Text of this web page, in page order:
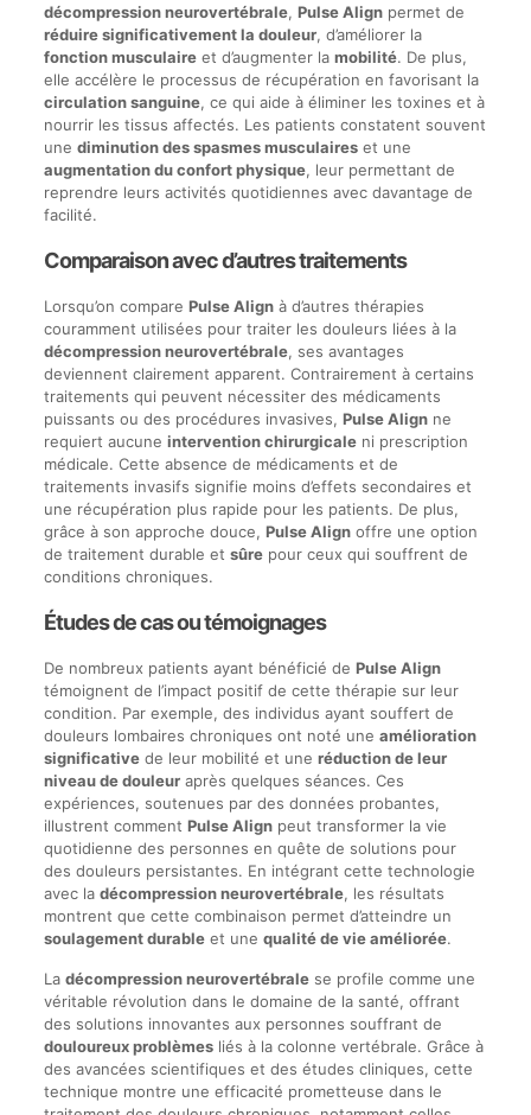
décompression neurovertébrale, Pulse Alignpermet de
réduire significativement la douleur, d’améliorer la
fonction musculaireet d’augmenter la mobilité. De plus,
elle accélère le processus de récupération en favorisant la
circulation sanguine, ce qui aide à éliminer les toxines et à
nourrir les tissus affectés. Les patients constatent souvent
une diminution des spasmes musculaireset une
augmentation du confort physique, leur permettant de
reprendre leurs activités quotidiennes avec davantage de
facilité.
Comparaison avec d’autres traitements
Lorsqu’on compare Pulse Alignà d’autres thérapies
couramment utilisées pour traiter les douleurs liées à la
décompression neurovertébrale, ses avantages
deviennent clairement apparent. Contrairement à certains
traitements qui peuvent nécessiter des médicaments
puissants ou des procédures invasives, Pulse Alignne
requiert aucune intervention chirurgicaleni prescription
médicale. Cette absence de médicaments et de
traitements invasifs signifie moins d’effets secondaires et
une récupération plus rapide pour les patients. De plus,
grâce à son approche douce, Pulse Alignoffre une option
de traitement durable et sûrepour ceux qui souffrent de
conditions chroniques.
Études de cas ou témoignages
De nombreux patients ayant bénéficié de Pulse Align
témoignent de l’impact positif de cette thérapie sur leur
condition. Par exemple, des individus ayant souffert de
douleurs lombaires chroniques ont noté une amélioration
significativede leur mobilité et une réduction de leur
niveau de douleuraprès quelques séances. Ces
expériences, soutenues par des données probantes,
illustrent comment Pulse Alignpeut transformer la vie
quotidienne des personnes en quête de solutions pour
des douleurs persistantes. En intégrant cette technologie
avec la décompression neurovertébrale, les résultats
montrent que cette combinaison permet d’atteindre un
soulagement durableet une qualité de vie améliorée.
La décompression neurovertébralese profile comme une
véritable révolution dans le domaine de la santé, offrant
des solutions innovantes aux personnes souffrant de
douloureux problèmesliés à la colonne vertébrale. Grâce à
des avancées scientifiques et des études cliniques, cette
technique montre une efficacité prometteuse dans le